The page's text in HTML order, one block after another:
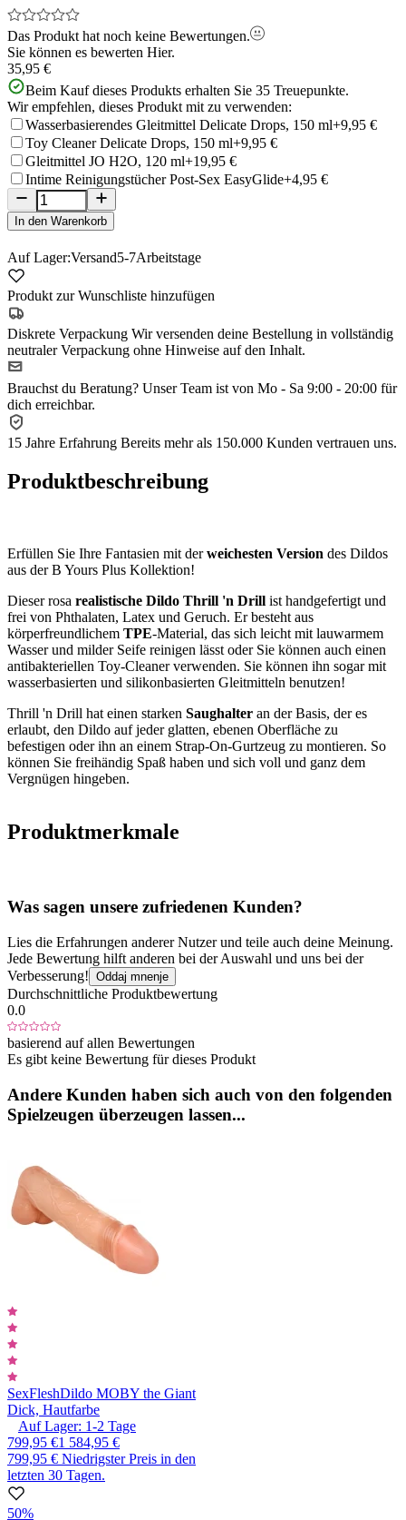
Das Produkt hat noch keine Bewertungen.
Sie können es bewerten Hier.
35,95 €
Beim Kauf dieses Produkts erhalten Sie 35 Treuepunkte.
Wir empfehlen, dieses Produkt mit zu verwenden:
Wasserbasierendes Gleitmittel Delicate Drops, 150 ml+9,95 €
Toy Cleaner Delicate Drops, 150 ml+9,95 €
Gleitmittel JO H2O, 120 ml+19,95 €
Intime Reinigungstücher Post-Sex EasyGlide+4,95 €
In den Warenkorb
Auf Lager:Versand5-7Arbeitstage
Produkt zur Wunschliste hinzufügen
Diskrete Verpackung Wir versenden deine Bestellung in vollständig
neutraler Verpackung ohne Hinweise auf den Inhalt.
Brauchst du Beratung? Unser Team ist von Mo - Sa 9:00 - 20:00 für
dich erreichbar.
15 Jahre Erfahrung Bereits mehr als 150.000 Kunden vertrauen uns.
Produktbeschreibung
Erfüllen Sie Ihre Fantasien mit derweichesten Version des Dildos
aus der B Yours Plus Kollektion!
Dieser rosa realistische Dildo Thrill 'n Drill ist handgefertigt und
frei von Phthalaten, Latex und Geruch. Er besteht aus
körperfreundlichem TPE-Material, das sich leicht mit lauwarmem
Wasser und milder Seife reinigen lässt oder Sie können auch einen
antibakteriellen Toy-Cleaner verwenden. Sie können ihn sogar mit
wasserbasierten und silikonbasierten Gleitmitteln benutzen!
Thrill 'n Drill hat einen starken Saughalter an der Basis, der es
erlaubt, den Dildo auf jeder glatten, ebenen Oberfläche zu
befestigen oder ihn an einem Strap-On-Gurtzeug zu montieren. So
können Sie freihändig Spaß haben und sich voll und ganz dem
Vergnügen hingeben.
Produktmerkmale
Was sagen unsere zufriedenen Kunden?
Lies die Erfahrungen anderer Nutzer und teile auch deine Meinung.
Jede Bewertung hilft anderen bei der Auswahl und uns bei der
Verbesserung! Oddaj mnenje
Durchschnittliche Produktbewertung
0.0
basierend auf allen Bewertungen
Es gibt keine Bewertung für dieses Produkt
Andere Kunden haben sich auch von den folgenden
Spielzeugen überzeugen lassen...
SexFleshDildo MOBY the Giant
Dick, Hautfarbe
Auf Lager: 1-2 Tage
799,95 €1 584,95 €
799,95 € Niedrigster Preis in den
letzten 30 Tagen.
50%